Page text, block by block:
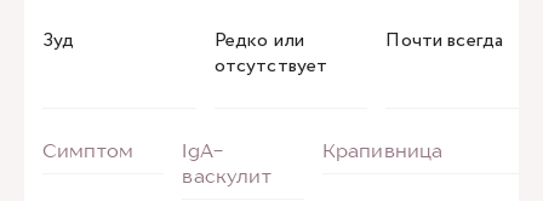
Зуд
Редко или
отсутствует
Почти всегда